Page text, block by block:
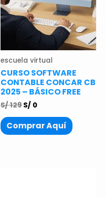
escuela virtual
CURSO SOFTWARE
CONTABLE CONCAR CB
2025 – BÁSICO FREE
S/129 S/ 0
Comprar Aquí